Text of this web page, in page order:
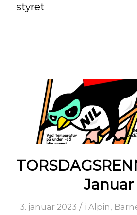
styret
Januar
3. januar 2023 / i Alpin,